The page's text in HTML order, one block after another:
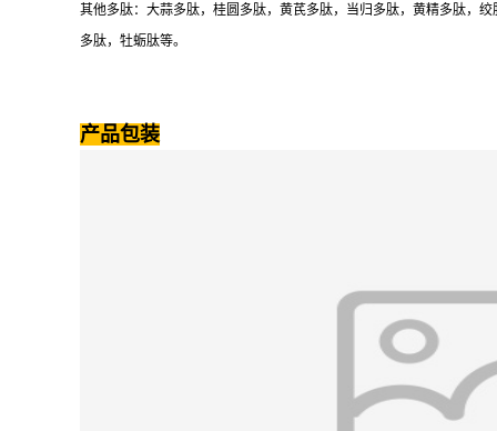
其他多肽：大蒜多肽，桂圆多肽，黄芪多肽，当归多肽，黄精多肽，
多肽，牡蛎肽等。
产品包装